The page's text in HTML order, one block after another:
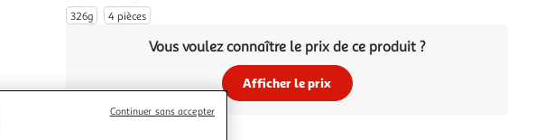
Partagerglace et son onctueuse sauce.
326g 4 pièces
Vous voulez connaître le prix de ce produit ?
Afficher le prix
Continuer sans accepter